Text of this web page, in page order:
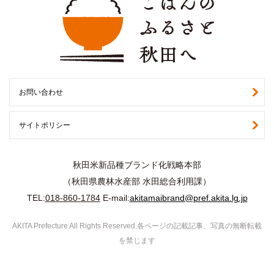
お問い合わせ
サイトポリシー
秋田米新品種ブランド化戦略本部
（秋田県農林水産部 水田総合利用課）
TEL:018-860-1784E-mail:akitamaibrand@pref.akita.lg.jp
AKITA Prefecture All Rights Reserved.各ページの記載記事、写真の無断転載
を禁じます